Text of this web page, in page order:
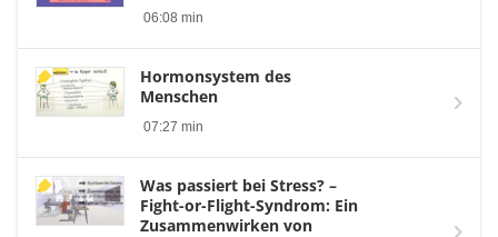
06:08 min
Hormonsystem des
Menschen
07:27 min
Was passiert bei Stress? –
Fight-or-Flight-Syndrom: Ein
Zusammenwirken von